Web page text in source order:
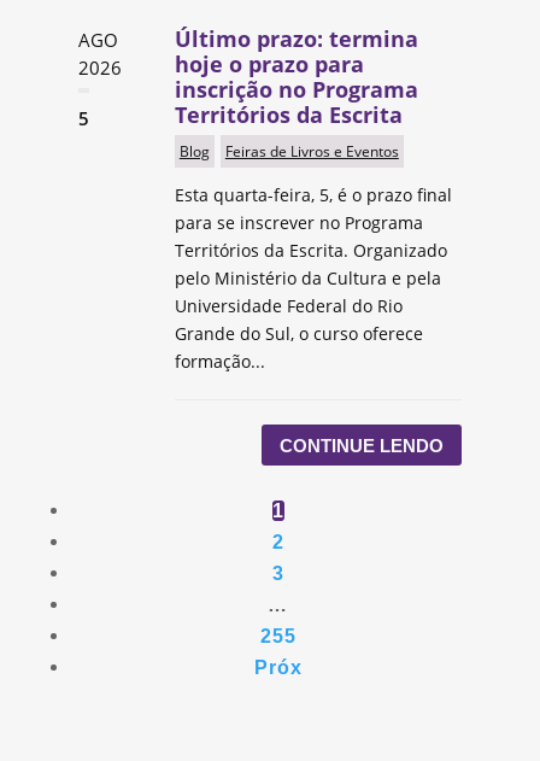
AGO
2026
5
Último prazo: termina
hoje o prazo para
inscrição no Programa
Territórios da Escrita
Blog Feiras de Livros e Eventos
Esta quarta-feira, 5, é o prazo final
para se inscrever no Programa
Territórios da Escrita. Organizado
pelo Ministério da Cultura e pela
Universidade Federal do Rio
Grande do Sul, o curso oferece
formação...
CONTINUE LENDO
1
2
3
…
255
Próx